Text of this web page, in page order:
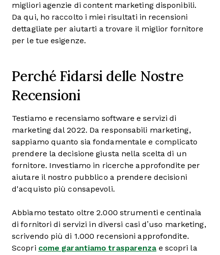
migliori agenzie di content marketing disponibili.
Da qui, ho raccolto i miei risultati in recensioni
dettagliate per aiutarti a trovare il miglior fornitore
per le tue esigenze.
Perché Fidarsi delle Nostre
Recensioni
Testiamo e recensiamo software e servizi di
marketing dal 2022. Da responsabili marketing,
sappiamo quanto sia fondamentale e complicato
prendere la decisione giusta nella scelta di un
fornitore. Investiamo in ricerche approfondite per
aiutare il nostro pubblico a prendere decisioni
d'acquisto più consapevoli.
Abbiamo testato oltre 2.000 strumenti e centinaia
di fornitori di servizi in diversi casi d’uso marketing,
scrivendo più di 1.000 recensioni approfondite.
Scopri come garantiamo trasparenzae scopri la